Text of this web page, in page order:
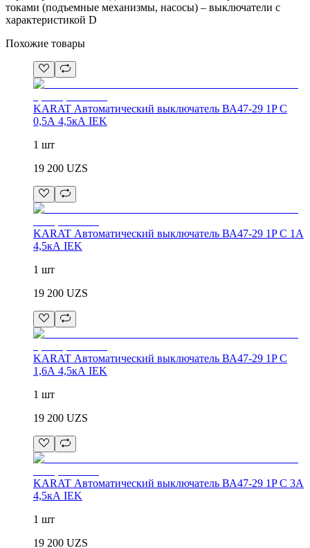
токами (подъемные механизмы, насосы) – выключатели с
характеристикой D
Похожие товары
KARAT Автоматический выключатель ВА47-29 1P C
0,5А 4,5кА IEK
1 шт
19 200 UZS
KARAT Автоматический выключатель ВА47-29 1P C 1А
4,5кА IEK
1 шт
19 200 UZS
KARAT Автоматический выключатель ВА47-29 1P C
1,6А 4,5кА IEK
1 шт
19 200 UZS
KARAT Автоматический выключатель ВА47-29 1P C 3А
4,5кА IEK
1 шт
19 200 UZS